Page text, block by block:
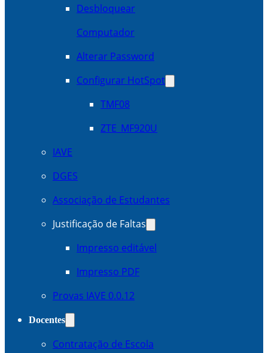
Desbloquear
Computador
Alterar Password
Configurar HotSpot
TMF08
ZTE_MF920U
IAVE
DGES
Associação de Estudantes
Justificação de Faltas
Impresso editável
Impresso PDF
Provas IAVE 0.0.12
Docentes
Contratação de Escola